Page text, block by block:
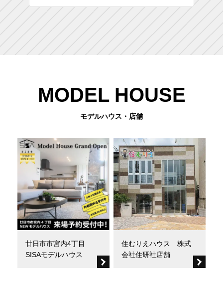
MODEL HOUSE
モデルハウス・店舗
廿日市市宮内4丁目
SISAモデルハウス
住むりえハウス 株式
会社住研社店舗